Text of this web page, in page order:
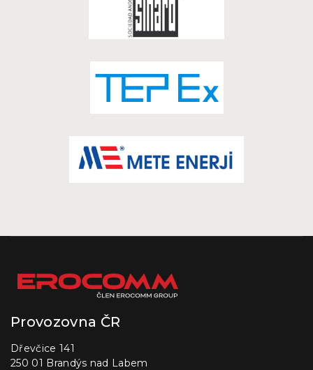
Provozovna ČR
Dřevčice 141
250 01 Brandýs nad Labem